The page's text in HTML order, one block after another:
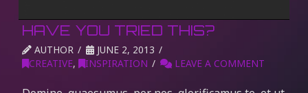
HAVE YOU TRIED THIS?
AUTHOR
JUNE 2, 2013
CREATIVE, INSPIRATION LEAVE A COMMENT